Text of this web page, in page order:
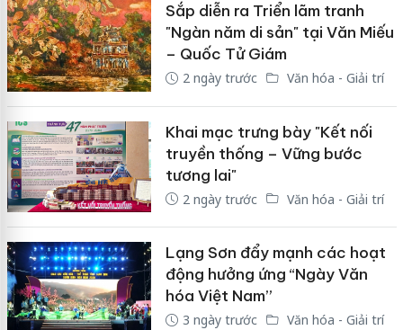
Sắp diễn ra Triển lãm tranh
"Ngàn năm di sản" tại Văn Miếu
– Quốc Tử Giám
2 ngày trước Văn hóa - Giải trí
Khai mạc trưng bày "Kết nối
truyền thống – Vững bước
tương lai"
2 ngày trước Văn hóa - Giải trí
Lạng Sơn đẩy mạnh các hoạt
động hưởng ứng “Ngày Văn
hóa Việt Nam”
3 ngày trước Văn hóa - Giải trí